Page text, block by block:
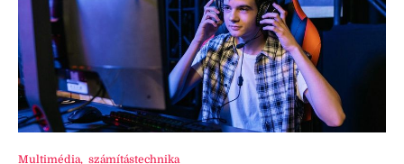
Multimédia, számítástechnika